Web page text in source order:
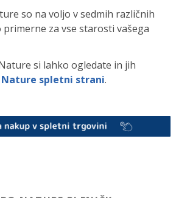
so na voljo v sedmih različnih
za vse starosti vašega
si lahko ogledate in jih
Nature spletni strani.